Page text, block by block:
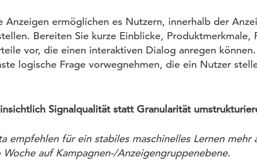
Anzeigen ermöglichen es Nutzern, innerhalb der
Bereiten Sie kurze Einblicke, Produktmerkmale,
vor, die einen interaktiven Dialog anregen
logische Frage vorwegnehmen, die ein Nutzer
Signalqualität statt Granularität
empfehlen für ein stabiles maschinelles Lernen mehr
auf Kampagnen-/Anzeigengruppenebene.